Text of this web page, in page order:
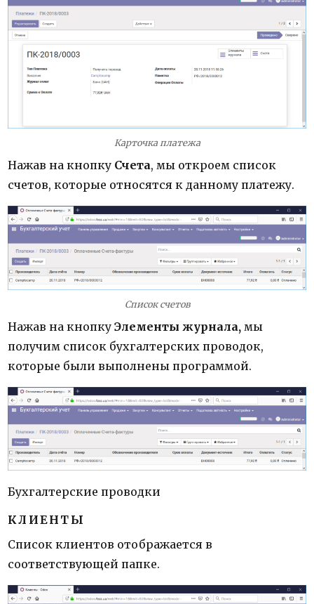
Карточка платежа
Нажав на кнопку Счета, мы откроем список
счетов, которые относятся к данному платежу.
Список счетов
Нажав на кнопкуЭлементы журнала, мы
получим список бухгалтерских проводок,
которые были выполнены программой.
Бухгалтерские проводки
КЛИЕНТЫ
Список клиентов отображается в
соответствующей папке.